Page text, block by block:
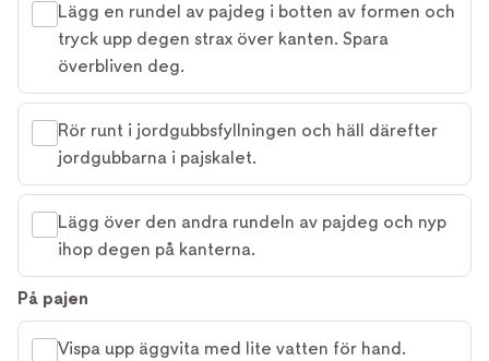
Lägg en rundel av pajdeg i botten av formen och
tryck upp degen strax över kanten. Spara
överbliven deg.
Rör runt i jordgubbsfyllningen och häll därefter
jordgubbarna i pajskalet.
Lägg över den andra rundeln av pajdeg och nyp
ihop degen på kanterna.
På pajen
Vispa upp äggvita med lite vatten för hand.